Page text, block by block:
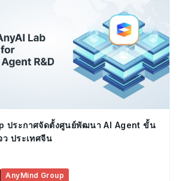
ประกาศจัดตั้งศูนย์พัฒนา AI Agent ขั้น
ว ประเทศจีน
AnyMind Group